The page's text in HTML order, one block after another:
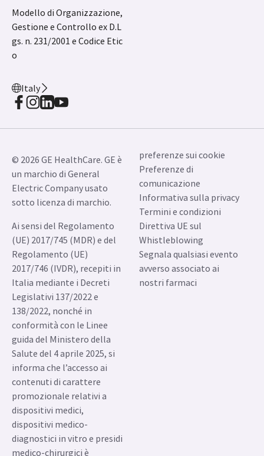
Modello di Organizzazione,
Gestione e Controllo ex D.L
gs. n. 231/2001 e Codice Etic
o
Italy
© 2026 GE HealthCare. GE è
un marchio di General
Electric Company usato
sotto licenza di marchio.
Ai sensi del Regolamento
(UE) 2017/745 (MDR) e del
Regolamento (UE)
2017/746 (IVDR), recepiti in
Italia mediante i Decreti
Legislativi 137/2022 e
138/2022, nonché in
conformità con le Linee
guida del Ministero della
Salute del 4 aprile 2025, si
informa che l’accesso ai
contenuti di carattere
promozionale relativi a
dispositivi medici,
dispositivi medico-
diagnostici in vitro e presidi
medico-chirurgici è
preferenze sui cookie
Preferenze di
comunicazione
Informativa sulla privacy
Termini e condizioni
Direttiva UE sul
Whistleblowing
Segnala qualsiasi evento
avverso associato ai
nostri farmaci